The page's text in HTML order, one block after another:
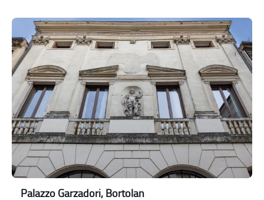
Palazzo Garzadori, Bortolan